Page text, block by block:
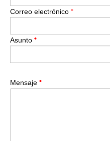
Correo electrónico *
Asunto *
Mensaje *